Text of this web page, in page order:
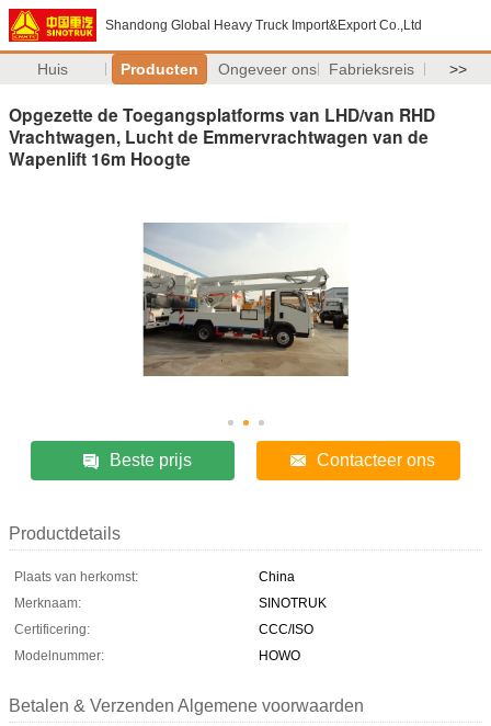
Shandong Global Heavy Truck Import&Export Co.,Ltd
Huis Producten Ongeveer ons Fabrieksreis >>
Opgezette de Toegangsplatforms van LHD/van RHD
Vrachtwagen, Lucht de Emmervrachtwagen van de
Wapenlift 16m Hoogte
Beste prijs Contacteer ons
Productdetails
Plaats van herkomst:
China
Merknaam:
SINOTRUK
Certificering:
CCC/ISO
Modelnummer:
HOWO
Betalen & Verzenden Algemene voorwaarden